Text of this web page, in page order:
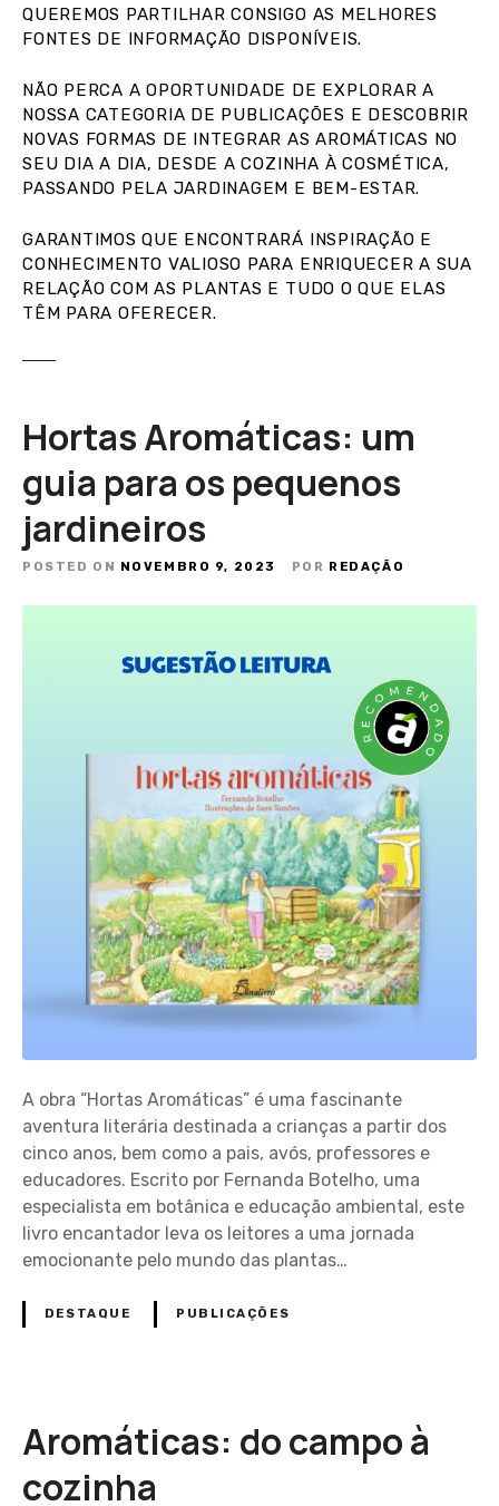
QUEREMOS PARTILHAR CONSIGO AS MELHORES
FONTES DE INFORMAÇÃO DISPONÍVEIS.
NÃO PERCA A OPORTUNIDADE DE EXPLORAR A
NOSSA CATEGORIA DE PUBLICAÇÕES E DESCOBRIR
NOVAS FORMAS DE INTEGRAR AS AROMÁTICAS NO
SEU DIA A DIA, DESDE A COZINHA À COSMÉTICA,
PASSANDO PELA JARDINAGEM E BEM-ESTAR.
GARANTIMOS QUE ENCONTRARÁ INSPIRAÇÃO E
CONHECIMENTO VALIOSO PARA ENRIQUECER A SUA
RELAÇÃO COM AS PLANTAS E TUDO O QUE ELAS
TÊM PARA OFERECER.
Hortas Aromáticas: um
guia para os pequenos
jardineiros
POSTED ON NOVEMBRO 9, 2023 POR REDAÇÃO
A obra “Hortas Aromáticas” é uma fascinante
aventura literária destinada a crianças a partir dos
cinco anos, bem como a pais, avós, professores e
educadores. Escrito por Fernanda Botelho, uma
especialista em botânica e educação ambiental, este
livro encantador leva os leitores a uma jornada
emocionante pelo mundo das plantas…
DESTAQUE PUBLICAÇÕES
Aromáticas: do campo à
cozinha